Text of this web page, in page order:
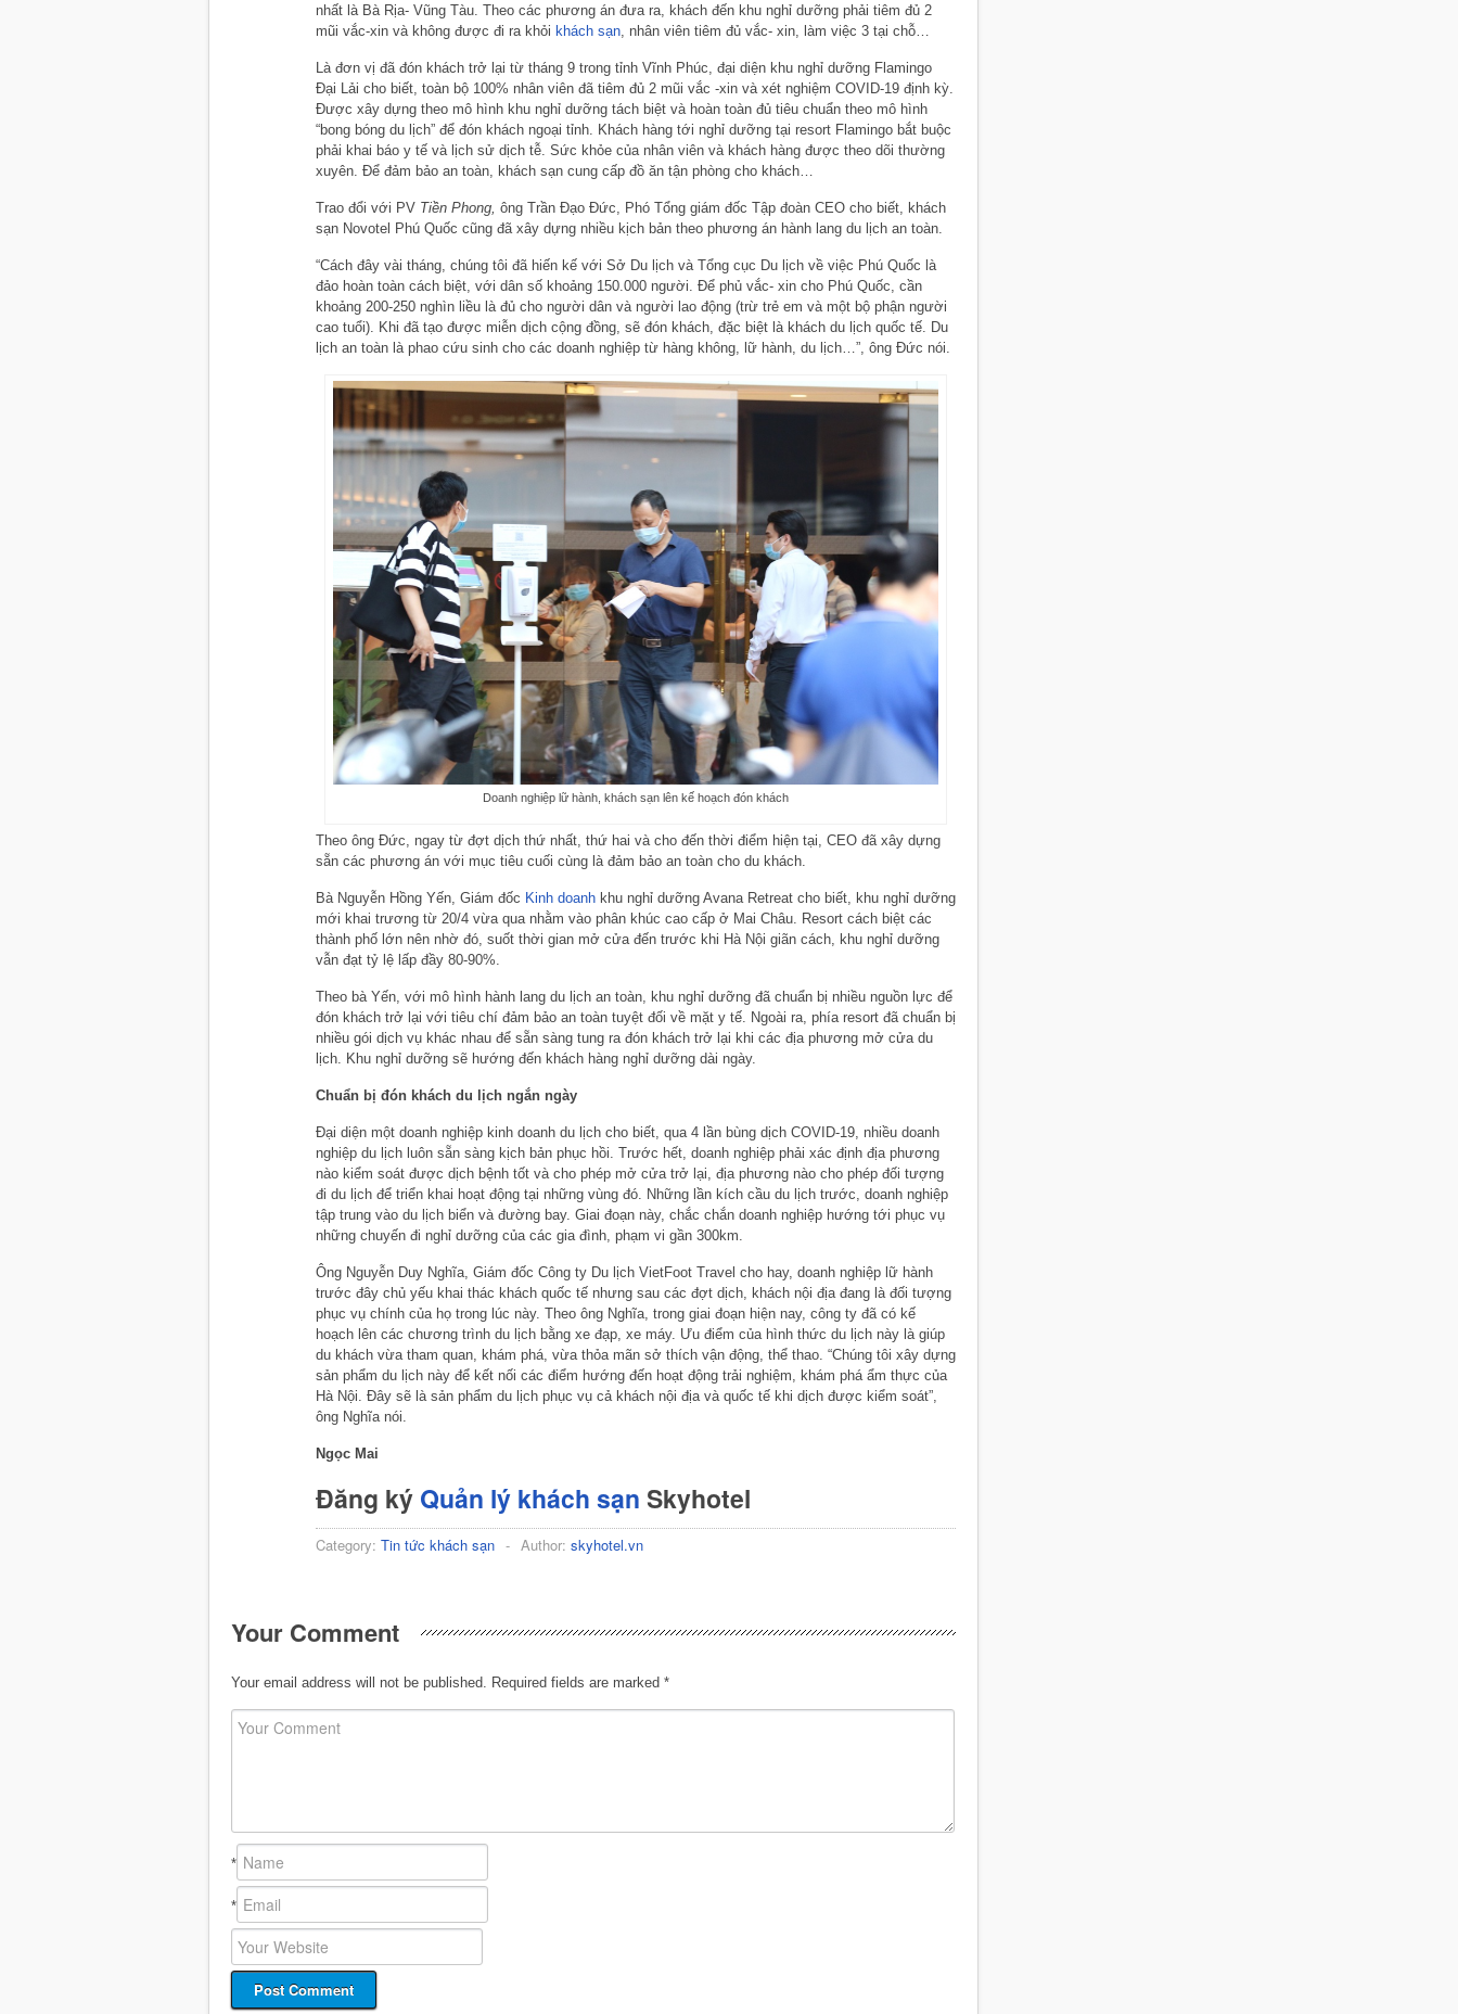
nhất là Bà Rịa- Vũng Tàu. Theo các phương án đưa ra, khách đến khu nghỉ dưỡng phải tiêm đủ 2
mũi vắc-xin và không được đi ra khỏi khách sạn, nhân viên tiêm đủ vắc- xin, làm việc 3 tại chỗ…
Là đơn vị đã đón khách trở lại từ tháng 9 trong tỉnh Vĩnh Phúc, đại diện khu nghỉ dưỡng Flamingo
Đại Lải cho biết, toàn bộ 100% nhân viên đã tiêm đủ 2 mũi vắc -xin và xét nghiệm COVID-19 định kỳ.
Được xây dựng theo mô hình khu nghỉ dưỡng tách biệt và hoàn toàn đủ tiêu chuẩn theo mô hình
“bong bóng du lịch” để đón khách ngoại tỉnh. Khách hàng tới nghỉ dưỡng tại resort Flamingo bắt buộc
phải khai báo y tế và lịch sử dịch tễ. Sức khỏe của nhân viên và khách hàng được theo dõi thường
xuyên. Để đảm bảo an toàn, khách sạn cung cấp đồ ăn tận phòng cho khách…
Trao đổi với PV Tiền Phong, ông Trần Đạo Đức, Phó Tổng giám đốc Tập đoàn CEO cho biết, khách
sạn Novotel Phú Quốc cũng đã xây dựng nhiều kịch bản theo phương án hành lang du lịch an toàn.
“Cách đây vài tháng, chúng tôi đã hiến kế với Sở Du lịch và Tổng cục Du lịch về việc Phú Quốc là
đảo hoàn toàn cách biệt, với dân số khoảng 150.000 người. Để phủ vắc- xin cho Phú Quốc, cần
khoảng 200-250 nghìn liều là đủ cho người dân và người lao động (trừ trẻ em và một bộ phận người
cao tuổi). Khi đã tạo được miễn dịch cộng đồng, sẽ đón khách, đặc biệt là khách du lịch quốc tế. Du
lịch an toàn là phao cứu sinh cho các doanh nghiệp từ hàng không, lữ hành, du lịch…”, ông Đức nói.
Doanh nghiệp lữ hành, khách sạn lên kế hoạch đón khách
Theo ông Đức, ngay từ đợt dịch thứ nhất, thứ hai và cho đến thời điểm hiện tại, CEO đã xây dựng
sẵn các phương án với mục tiêu cuối cùng là đảm bảo an toàn cho du khách.
Bà Nguyễn Hồng Yến, Giám đốc Kinh doanh khu nghỉ dưỡng Avana Retreat cho biết, khu nghỉ dưỡng
mới khai trương từ 20/4 vừa qua nhằm vào phân khúc cao cấp ở Mai Châu. Resort cách biệt các
thành phố lớn nên nhờ đó, suốt thời gian mở cửa đến trước khi Hà Nội giãn cách, khu nghỉ dưỡng
vẫn đạt tỷ lệ lấp đầy 80-90%.
Theo bà Yến, với mô hình hành lang du lịch an toàn, khu nghỉ dưỡng đã chuẩn bị nhiều nguồn lực để
đón khách trở lại với tiêu chí đảm bảo an toàn tuyệt đối về mặt y tế. Ngoài ra, phía resort đã chuẩn bị
nhiều gói dịch vụ khác nhau để sẵn sàng tung ra đón khách trở lại khi các địa phương mở cửa du
lịch. Khu nghỉ dưỡng sẽ hướng đến khách hàng nghỉ dưỡng dài ngày.
Chuẩn bị đón khách du lịch ngắn ngày
Đại diện một doanh nghiệp kinh doanh du lịch cho biết, qua 4 lần bùng dịch COVID-19, nhiều doanh
nghiệp du lịch luôn sẵn sàng kịch bản phục hồi. Trước hết, doanh nghiệp phải xác định địa phương
nào kiểm soát được dịch bệnh tốt và cho phép mở cửa trở lại, địa phương nào cho phép đối tượng
đi du lịch để triển khai hoạt động tại những vùng đó. Những lần kích cầu du lịch trước, doanh nghiệp
tập trung vào du lịch biển và đường bay. Giai đoạn này, chắc chắn doanh nghiệp hướng tới phục vụ
những chuyến đi nghỉ dưỡng của các gia đình, phạm vi gần 300km.
Ông Nguyễn Duy Nghĩa, Giám đốc Công ty Du lịch VietFoot Travel cho hay, doanh nghiệp lữ hành
trước đây chủ yếu khai thác khách quốc tế nhưng sau các đợt dịch, khách nội địa đang là đối tượng
phục vụ chính của họ trong lúc này. Theo ông Nghĩa, trong giai đoạn hiện nay, công ty đã có kế
hoạch lên các chương trình du lịch bằng xe đạp, xe máy. Ưu điểm của hình thức du lịch này là giúp
du khách vừa tham quan, khám phá, vừa thỏa mãn sở thích vận động, thể thao. “Chúng tôi xây dựng
sản phẩm du lịch này để kết nối các điểm hướng đến hoạt động trải nghiệm, khám phá ẩm thực của
Hà Nội. Đây sẽ là sản phẩm du lịch phục vụ cả khách nội địa và quốc tế khi dịch được kiểm soát”,
ông Nghĩa nói.
Ngọc Mai
Đăng ký Quản lý khách sạn Skyhotel
Category: Tin tức khách sạn - Author: skyhotel.vn
Your Comment
Your email address will not be published. Required fields are marked *
*
*